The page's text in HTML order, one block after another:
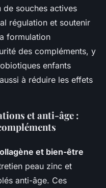
de souches actives
régulation et soutenir
formulation
des compléments, y
enfants
à réduire les effets
et anti-âge :
et bien-être
peau zinc et
anti-âge. Ces